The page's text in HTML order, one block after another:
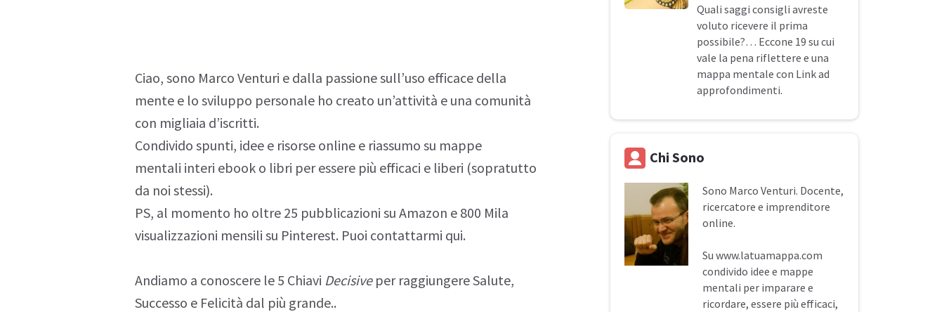
Ciao, sono Marco Venturi e dalla passione sull’uso efficace della
mente e lo sviluppo personale ho creato un’attività e una comunità
con migliaia d’iscritti.
Condivido spunti, idee e risorse online e riassumo su mappe
mentali interi ebook o libri per essere più efficaci e liberi (sopratutto
da noi stessi).
PS, al momento ho oltre 25 pubblicazioni su Amazon e 800 Mila
visualizzazioni mensili su Pinterest. Puoi contattarmi qui.
Andiamo a conoscere le 5 Chiavi Decisiveper raggiungere Salute,
Successo e Felicità dal più grande..
Quali saggi consigli avreste
voluto ricevere il prima
possibile?… Eccone 19 su cui
vale la pena riflettere e una
mappa mentale con Link ad
approfondimenti.
Chi Sono
Sono Marco Venturi. Docente,
ricercatore e imprenditore
online.
Su www.latuamappa.com
condivido idee e mappe
mentali per imparare e
ricordare, essere più efficaci,